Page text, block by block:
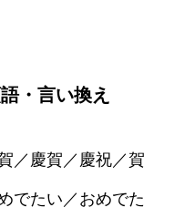
・言い換え
／慶賀／慶祝／賀
でたい／おめでた